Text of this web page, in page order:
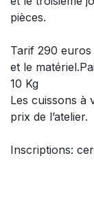
pièces.
Tarif 290
et le
10 Kg
Les cuissons à
prix de l’atelier.
Inscriptions: